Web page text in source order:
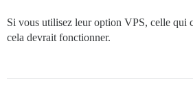
Si vous utilisez leur option VPS, celle qui
cela devrait fonctionner.